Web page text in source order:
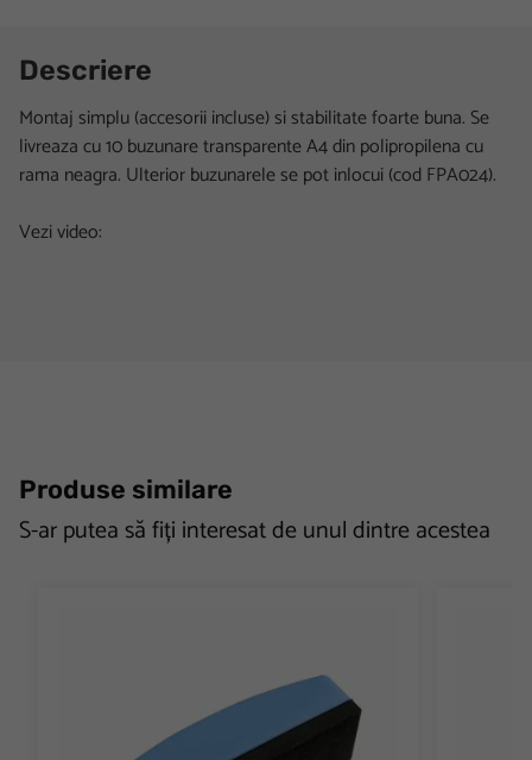
Descriere
Montaj simplu (accesorii incluse) si stabilitate foarte buna. Se
livreaza cu 10 buzunare transparente A4 din polipropilena cu
rama neagra. Ulterior buzunarele se pot inlocui (cod FPA024).
Vezi video:
Produse similare
S-ar putea să fiți interesat de unul dintre acestea